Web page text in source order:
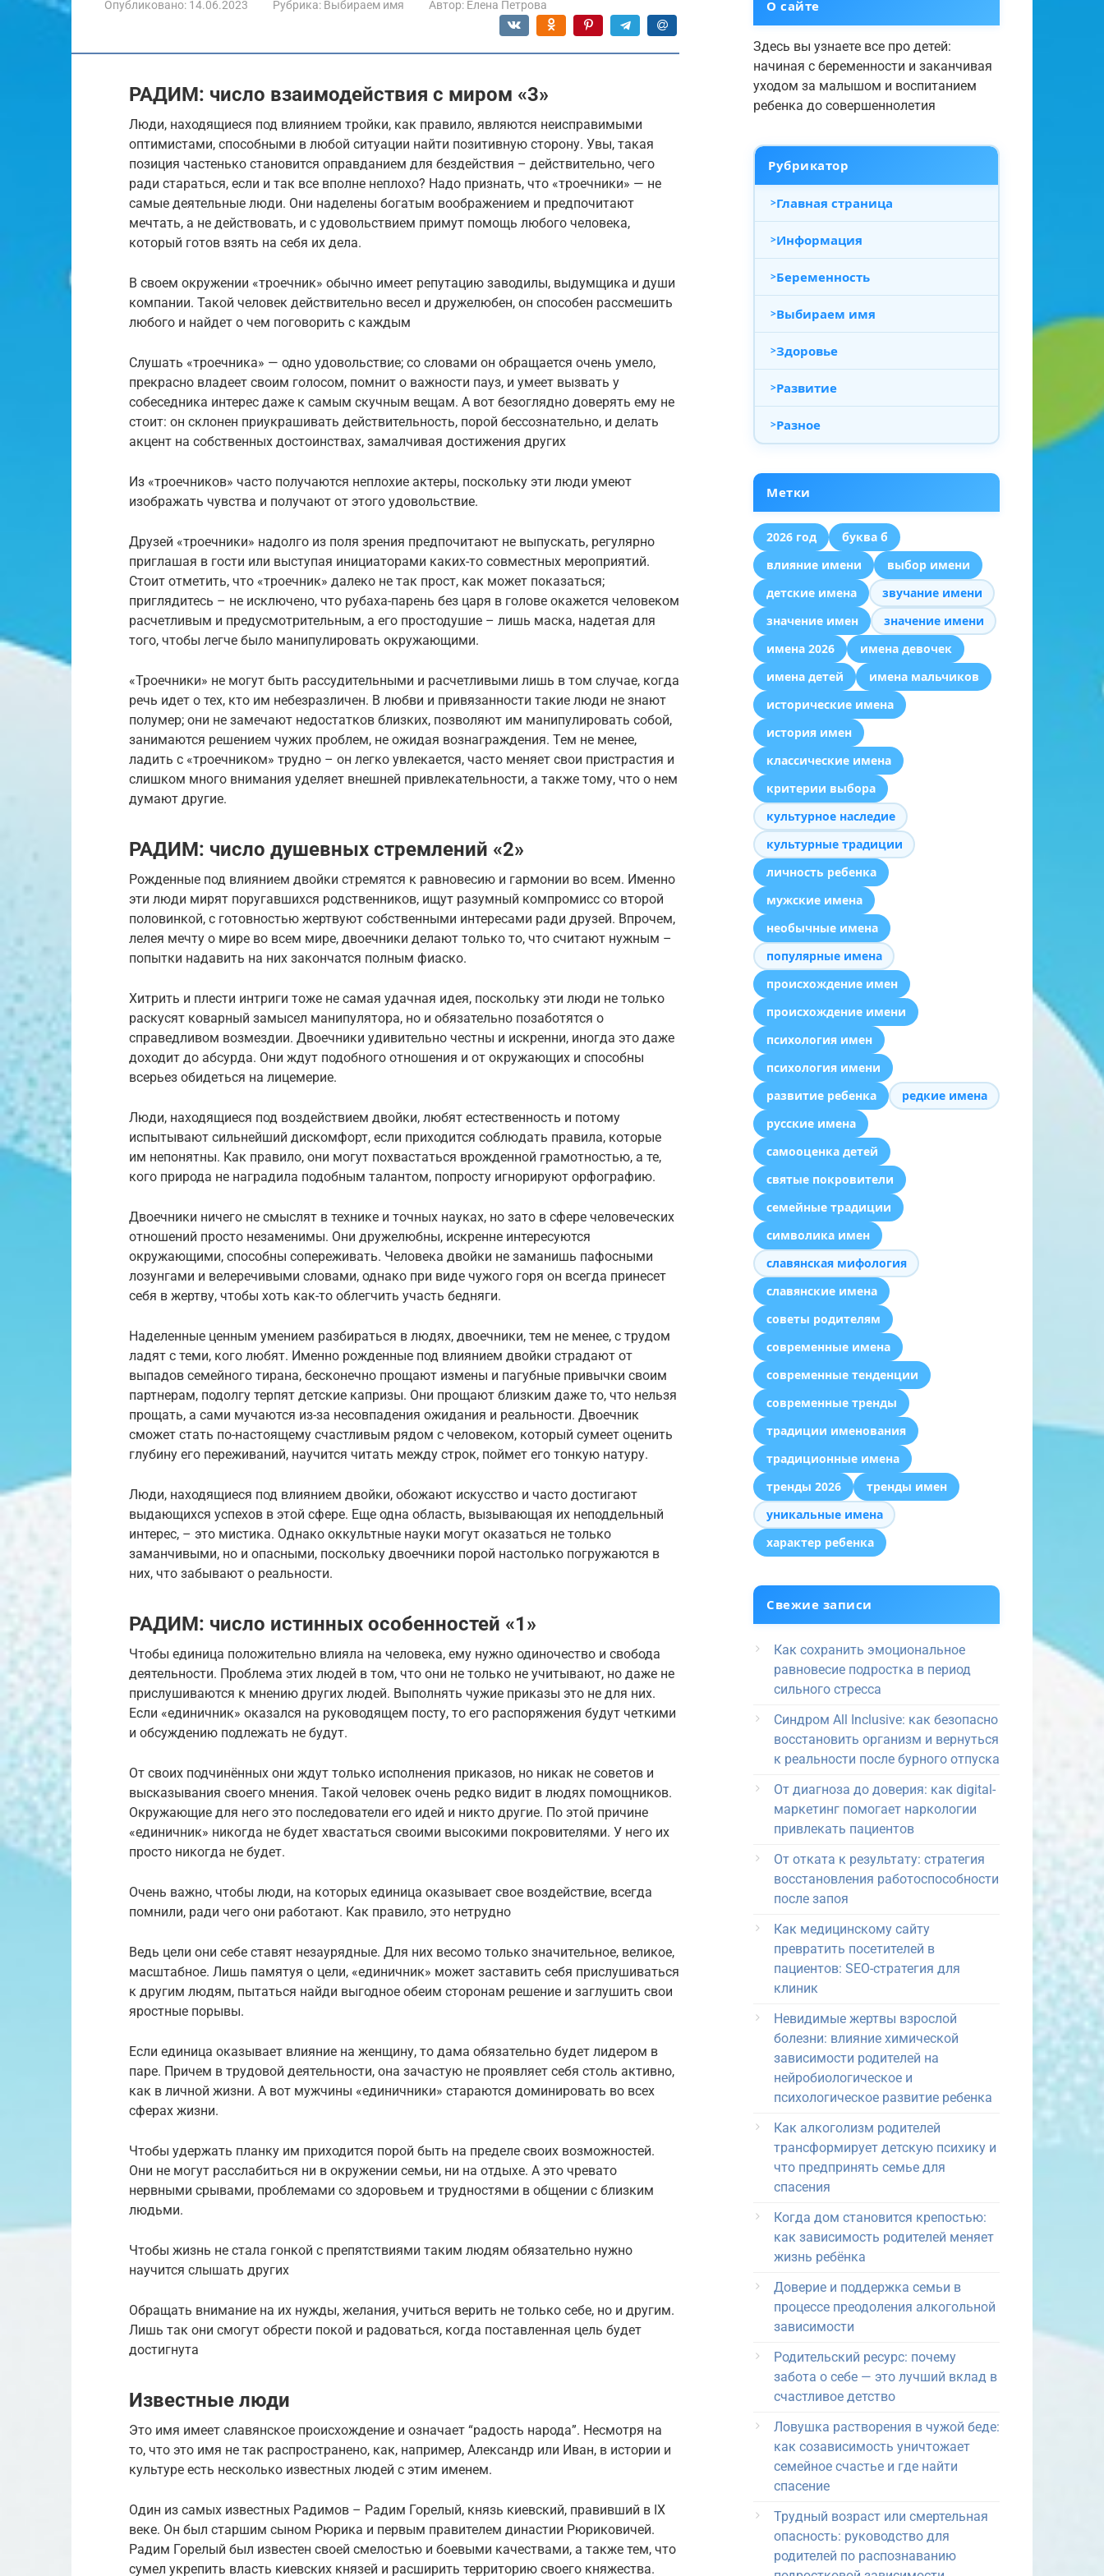
Опубликовано: 14.06.2023 Рубрика: Выбираем имя Автор: Елена Петрова
РАДИМ: число взаимодействия с миром «3»
Люди, находящиеся под влиянием тройки, как правило, являются неисправимыми
оптимистами, способными в любой ситуации найти позитивную сторону. Увы, такая
позиция частенько становится оправданием для бездействия – действительно, чего
ради стараться, если и так все вполне неплохо? Надо признать, что «троечники» — не
самые деятельные люди. Они наделены богатым воображением и предпочитают
мечтать, а не действовать, и с удовольствием примут помощь любого человека,
который готов взять на себя их дела.
В своем окружении «троечник» обычно имеет репутацию заводилы, выдумщика и души
компании. Такой человек действительно весел и дружелюбен, он способен рассмешить
любого и найдет о чем поговорить с каждым
Слушать «троечника» — одно удовольствие; со словами он обращается очень умело,
прекрасно владеет своим голосом, помнит о важности пауз, и умеет вызвать у
собеседника интерес даже к самым скучным вещам. А вот безоглядно доверять ему не
стоит: он склонен приукрашивать действительность, порой бессознательно, и делать
акцент на собственных достоинствах, замалчивая достижения других
Из «троечников» часто получаются неплохие актеры, поскольку эти люди умеют
изображать чувства и получают от этого удовольствие.
Друзей «троечники» надолго из поля зрения предпочитают не выпускать, регулярно
приглашая в гости или выступая инициаторами каких-то совместных мероприятий.
Стоит отметить, что «троечник» далеко не так прост, как может показаться;
приглядитесь – не исключено, что рубаха-парень без царя в голове окажется человеком
расчетливым и предусмотрительным, а его простодушие – лишь маска, надетая для
того, чтобы легче было манипулировать окружающими.
«Троечники» не могут быть рассудительными и расчетливыми лишь в том случае, когда
речь идет о тех, кто им небезразличен. В любви и привязанности такие люди не знают
полумер; они не замечают недостатков близких, позволяют им манипулировать собой,
занимаются решением чужих проблем, не ожидая вознаграждения. Тем не менее,
ладить с «троечником» трудно – он легко увлекается, часто меняет свои пристрастия и
слишком много внимания уделяет внешней привлекательности, а также тому, что о нем
думают другие.
РАДИМ: число душевных стремлений «2»
Рожденные под влиянием двойки стремятся к равновесию и гармонии во всем. Именно
эти люди мирят поругавшихся родственников, ищут разумный компромисс со второй
половинкой, с готовностью жертвуют собственными интересами ради друзей. Впрочем,
лелея мечту о мире во всем мире, двоечники делают только то, что считают нужным –
попытки надавить на них закончатся полным фиаско.
Хитрить и плести интриги тоже не самая удачная идея, поскольку эти люди не только
раскусят коварный замысел манипулятора, но и обязательно позаботятся о
справедливом возмездии. Двоечники удивительно честны и искренни, иногда это даже
доходит до абсурда. Они ждут подобного отношения и от окружающих и способны
всерьез обидеться на лицемерие.
Люди, находящиеся под воздействием двойки, любят естественность и потому
испытывают сильнейший дискомфорт, если приходится соблюдать правила, которые
им непонятны. Как правило, они могут похвастаться врожденной грамотностью, а те,
кого природа не наградила подобным талантом, попросту игнорируют орфографию.
Двоечники ничего не смыслят в технике и точных науках, но зато в сфере человеческих
отношений просто незаменимы. Они дружелюбны, искренне интересуются
окружающими, способны сопереживать. Человека двойки не заманишь пафосными
лозунгами и велеречивыми словами, однако при виде чужого горя он всегда принесет
себя в жертву, чтобы хоть как-то облегчить участь бедняги.
Наделенные ценным умением разбираться в людях, двоечники, тем не менее, с трудом
ладят с теми, кого любят. Именно рожденные под влиянием двойки страдают от
выпадов семейного тирана, бесконечно прощают измены и пагубные привычки своим
партнерам, подолгу терпят детские капризы. Они прощают близким даже то, что нельзя
прощать, а сами мучаются из-за несовпадения ожидания и реальности. Двоечник
сможет стать по-настоящему счастливым рядом с человеком, который сумеет оценить
глубину его переживаний, научится читать между строк, поймет его тонкую натуру.
Люди, находящиеся под влиянием двойки, обожают искусство и часто достигают
выдающихся успехов в этой сфере. Еще одна область, вызывающая их неподдельный
интерес, – это мистика. Однако оккультные науки могут оказаться не только
заманчивыми, но и опасными, поскольку двоечники порой настолько погружаются в
них, что забывают о реальности.
РАДИМ: число истинных особенностей «1»
Чтобы единица положительно влияла на человека, ему нужно одиночество и свобода
деятельности. Проблема этих людей в том, что они не только не учитывают, но даже не
прислушиваются к мнению других людей. Выполнять чужие приказы это не для них.
Если «единичник» оказался на руководящем посту, то его распоряжения будут четкими
и обсуждению подлежать не будут.
От своих подчинённых они ждут только исполнения приказов, но никак не советов и
высказывания своего мнения. Такой человек очень редко видит в людях помощников.
Окружающие для него это последователи его идей и никто другие. По этой причине
«единичник» никогда не будет хвастаться своими высокими покровителями. У него их
просто никогда не будет.
Очень важно, чтобы люди, на которых единица оказывает свое воздействие, всегда
помнили, ради чего они работают. Как правило, это нетрудно
Ведь цели они себе ставят незаурядные. Для них весомо только значительное, великое,
масштабное. Лишь памятуя о цели, «единичник» может заставить себя прислушиваться
к другим людям, пытаться найди выгодное обеим сторонам решение и заглушить свои
яростные порывы.
Если единица оказывает влияние на женщину, то дама обязательно будет лидером в
паре. Причем в трудовой деятельности, она зачастую не проявляет себя столь активно,
как в личной жизни. А вот мужчины «единичники» стараются доминировать во всех
сферах жизни.
Чтобы удержать планку им приходится порой быть на пределе своих возможностей.
Они не могут расслабиться ни в окружении семьи, ни на отдыхе. А это чревато
нервными срывами, проблемами со здоровьем и трудностями в общении с близким
людьми.
Чтобы жизнь не стала гонкой с препятствиями таким людям обязательно нужно
научится слышать других
Обращать внимание на их нужды, желания, учиться верить не только себе, но и другим.
Лишь так они смогут обрести покой и радоваться, когда поставленная цель будет
достигнута
Известные люди
Это имя имеет славянское происхождение и означает “радость народа”. Несмотря на
то, что это имя не так распространено, как, например, Александр или Иван, в истории и
культуре есть несколько известных людей с этим именем.
Один из самых известных Радимов – Радим Горелый, князь киевский, правивший в IX
веке. Он был старшим сыном Рюрика и первым правителем династии Рюриковичей.
Радим Горелый был известен своей смелостью и боевыми качествами, а также тем, что
сумел укрепить власть киевских князей и расширить территорию своего княжества.
О сайте
Здесь вы узнаете все про детей:
начиная с беременности и заканчивая
уходом за малышом и воспитанием
ребенка до совершеннолетия
Рубрикатор
Главная страница
Информация
Беременность
Выбираем имя
Здоровье
Развитие
Разное
Метки
2026 год
буква б
влияние имени
выбор имени
детские имена
звучание имени
значение имен
значение имени
имена 2026
имена девочек
имена детей
имена мальчиков
исторические имена
история имен
классические имена
критерии выбора
культурное наследие
культурные традиции
личность ребенка
мужские имена
необычные имена
популярные имена
происхождение имен
происхождение имени
психология имен
психология имени
развитие ребенка
редкие имена
русские имена
самооценка детей
святые покровители
семейные традиции
символика имен
славянская мифология
славянские имена
советы родителям
современные имена
современные тенденции
современные тренды
традиции именования
традиционные имена
тренды 2026
тренды имен
уникальные имена
характер ребенка
Свежие записи
Как сохранить эмоциональное
равновесие подростка в период
сильного стресса
Синдром All Inclusive: как безопасно
восстановить организм и вернуться
к реальности после бурного отпуска
От диагноза до доверия: как digital-
маркетинг помогает наркологии
привлекать пациентов
От отката к результату: стратегия
восстановления работоспособности
после запоя
Как медицинскому сайту
превратить посетителей в
пациентов: SEO-стратегия для
клиник
Невидимые жертвы взрослой
болезни: влияние химической
зависимости родителей на
нейробиологическое и
психологическое развитие ребенка
Как алкоголизм родителей
трансформирует детскую психику и
что предпринять семье для
спасения
Когда дом становится крепостью:
как зависимость родителей меняет
жизнь ребёнка
Доверие и поддержка семьи в
процессе преодоления алкогольной
зависимости
Родительский ресурс: почему
забота о себе — это лучший вклад в
счастливое детство
Ловушка растворения в чужой беде:
как созависимость уничтожает
семейное счастье и где найти
спасение
Трудный возраст или смертельная
опасность: руководство для
родителей по распознаванию